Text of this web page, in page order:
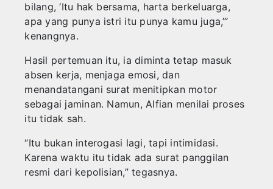
bilang, ‘Itu hak bersama, harta berkeluarga,
apa yang punya istri itu punya kamu juga,’”
kenangnya.
Hasil pertemuan itu, ia diminta tetap masuk
absen kerja, menjaga emosi, dan
menandatangani surat menitipkan motor
sebagai jaminan. Namun, Alfian menilai proses
itu tidak sah.
“Itu bukan interogasi lagi, tapi intimidasi.
Karena waktu itu tidak ada surat panggilan
resmi dari kepolisian,” tegasnya.